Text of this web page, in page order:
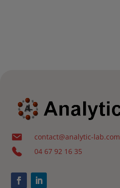
contact@analytic-lab.com
04 67 92 16 35